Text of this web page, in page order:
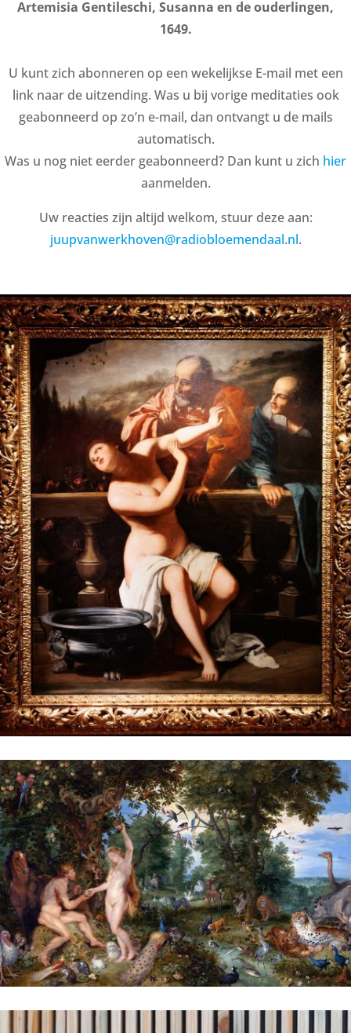
Artemisia Gentileschi, Susanna en de ouderlingen,
1649.
U kunt zich abonneren op een wekelijkse E-mail met een
link naar de uitzending. Was u bij vorige meditaties ook
geabonneerd op zo’n e-mail, dan ontvangt u de mails
automatisch.
Was u nog niet eerder geabonneerd? Dan kunt u zich hier
aanmelden.
Uw reacties zijn altijd welkom, stuur deze aan:
juupvanwerkhoven@radiobloemendaal.nl.